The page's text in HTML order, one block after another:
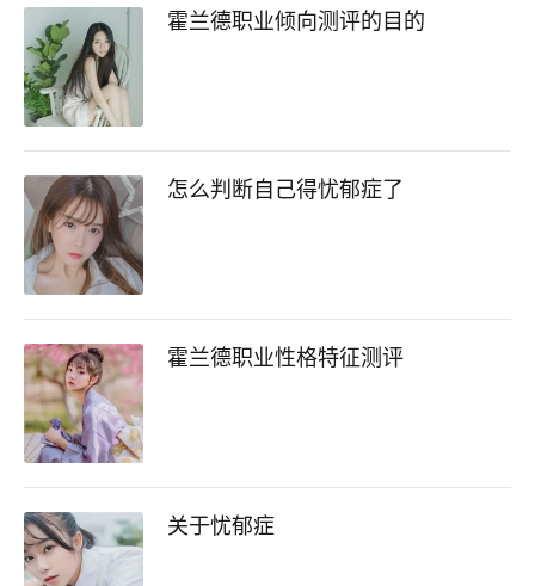
霍兰德职业倾向测评的目的
怎么判断自己得忧郁症了
霍兰德职业性格特征测评
关于忧郁症